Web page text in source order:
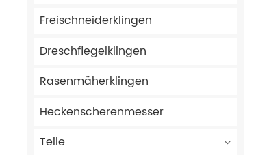
Freischneiderklingen
Dreschflegelklingen
Rasenmäherklingen
Heckenscherenmesser
Teile